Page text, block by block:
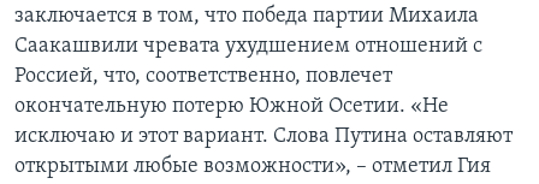
заключается в том, что победа партии Михаила
Саакашвили чревата ухудшением отношений с
Россией, что, соответственно, повлечет
окончательную потерю Южной Осетии. «Не
исключаю и этот вариант. Слова Путина оставляют
открытыми любые возможности», – отметил Гия